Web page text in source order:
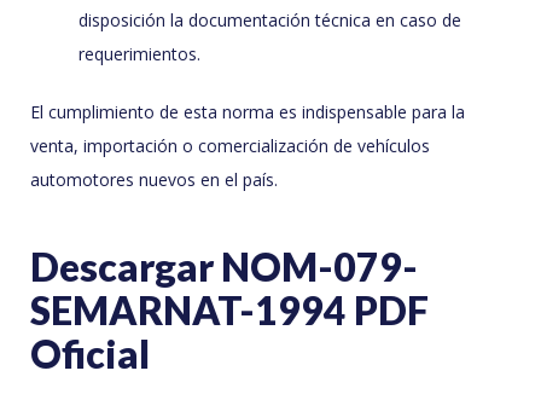
disposición la documentación técnica en caso de
requerimientos.
El cumplimiento de esta norma es indispensable para la
venta, importación o comercialización de vehículos
automotores nuevos en el país.
Descargar NOM-079-
SEMARNAT-1994 PDF
Oficial